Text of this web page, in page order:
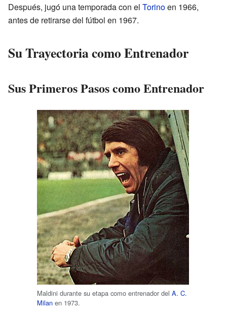
Después, jugó una temporada con el Torinoen 1966,
antes de retirarse del fútbol en 1967.
Su Trayectoria como Entrenador
Sus Primeros Pasos como Entrenador
Maldini durante su etapa como entrenador del A. C.
Milan en 1973.